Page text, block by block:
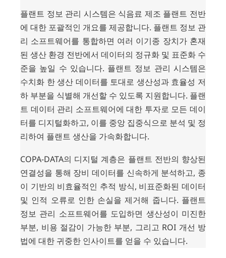
플랜트 정보 관리 시스템은 식음료 제조 플랜트 전반
에 대한 포괄적인 개요를 제공합니다. 플랜트 정보 관
리 소프트웨어를 통합하면 여러 이기종 장치가 혼재
된 생산 환경 전반에서 데이터의 정규화 및 표준화 수
준을 높일 수 있습니다. 플랜트 정보 관리 시스템은
수치화 한 생산 데이터를 토대로 생산성과 효율성 저
하 부분을 식별해 개선할 수 있도록 지원합니다. 플랜
트 데이터 관리 소프트웨어에 대한 투자로 모든 데이
터를 디지털화하고, 이를 중앙 집중식으로 분석 및 정
리하여 플랜트 생산을 가속화합니다.
COPA-DATA의 디지털 계층은 플랜트 전반의 향상된
연결성을 통해 장비 데이터를 신속하게 분석하고, 종
이 기반의 비효율적인 추적 방식, 비표준화된 데이터
및 인적 오류로 인한 손실을 제거해 줍니다. 플랜트
정보 관리 소프트웨어를 도입하면 생산성이 미진한
부분, 비용 절감이 가능한 부분, 그리고 ROI 개선 방
법에 대한 귀중한 인사이트를 얻을 수 있습니다.